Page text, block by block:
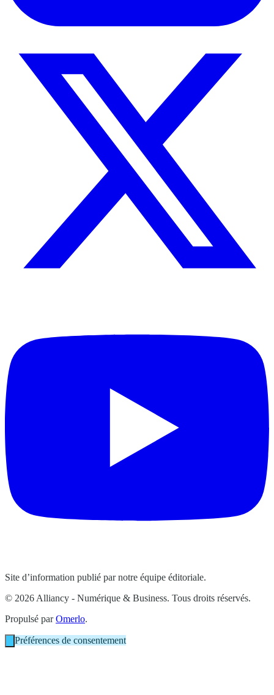
Site d’information publié par notre équipe éditoriale.
© 2026 Alliancy - Numérique & Business. Tous droits réservés.
Propulsé parOmerlo.
Préférences de consentement